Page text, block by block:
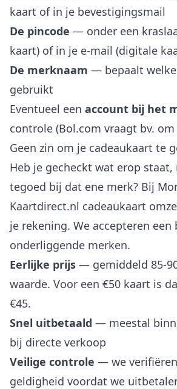
kaart of in je bevestigingsmail
De pincode — onder een
kaart) of in je e-mail (digitale
De merknaam — bepaalt
gebruikt
Eventueel een account bij het
controle (Bol.com vraagt bv.
Geen zin om je cadeaukaart te
Heb je gecheckt wat erop
tegoed bij dat ene merk? Bij
Kaartdirect.nl cadeaukaart
je rekening. We accepteren een
onderliggende merken.
Eerlijke prijs — gemiddeld 85-
waarde. Voor een €50 kaart is
€45.
Snel uitbetaald — meestal
bij directe verkoop
Veilige controle — we
geldigheid voordat we